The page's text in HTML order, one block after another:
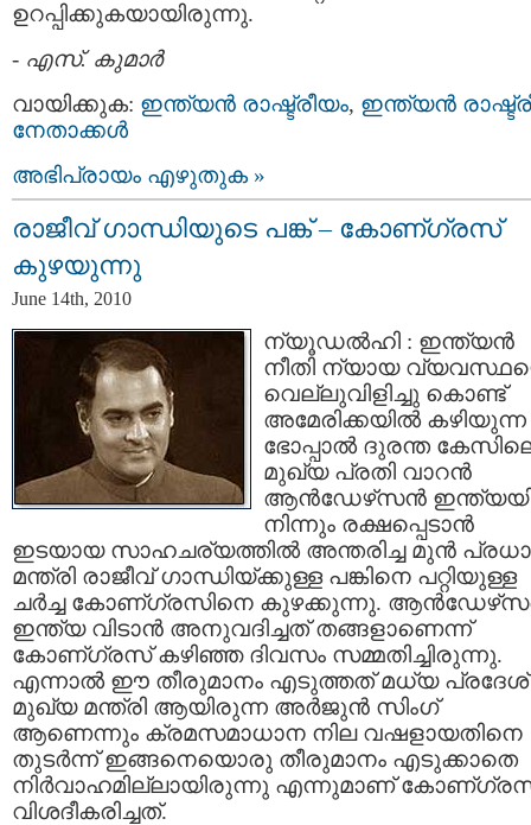
ഉറപ്പിക്കുകയായിരുന്നു.
- എസ്. കുമാര്‍
വായിക്കുക: ഇന്ത്യന്‍ രാഷ്ട്രീയം, ഇന്ത്യന്‍
നേതാക്കള്‍
അഭിപ്രായം എഴുതുക »
രാജീവ് ഗാന്ധിയുടെ പങ്ക് – കോണ്ഗ്രസ്
കുഴയുന്നു
June 14th, 2010
ന്യൂഡല്‍ഹി : ഇന്ത്യന്‍
നീതി ന്യായ
വെല്ലുവിളിച്ചു കൊണ്ട്
അമേരിക്കയില്‍ കഴിയുന്ന
ഭോപ്പാല്‍ ദുരന്ത
മുഖ്യ പ്രതി വാറന്‍
ആന്‍ഡേഴ്‌സന്‍
നിന്നും രക്ഷപ്പെടാന്‍
ഇടയായ സാഹചര്യത്തില്‍ അന്തരിച്ച മുന്‍
മന്ത്രി രാജീവ്‌ ഗാന്ധിയ്ക്കുള്ള പങ്കിനെ പറ്റിയുള്ള
ചര്‍ച്ച കോണ്ഗ്രസിനെ കുഴക്കുന്നു.
ഇന്ത്യ വിടാന്‍ അനുവദിച്ചത് തങ്ങളാണെന്ന്
കോണ്ഗ്രസ് കഴിഞ്ഞ ദിവസം സമ്മതിച്ചിരുന്നു.
എന്നാല്‍ ഈ തീരുമാനം എടുത്തത്‌ മധ്യ പ്രദേശ്‌
മുഖ്യ മന്ത്രി ആയിരുന്ന അര്‍ജുന്‍ സിംഗ്
ആണെന്നും ക്രമസമാധാന നില വഷളായതിനെ
തുടര്‍ന്ന് ഇങ്ങനെയൊരു തീരുമാനം എടുക്കാതെ
നിര്‍വാഹമില്ലായിരുന്നു എന്നുമാണ്
വിശദീകരിച്ചത്.